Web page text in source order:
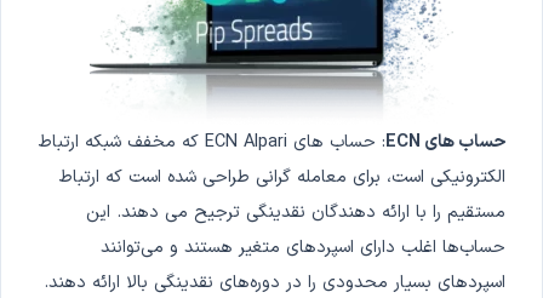
حساب های ECN
: حساب های ECN Alpari که مخفف شبکه ارتباط
الکترونیکی است، برای معامله گرانی طراحی شده است که ارتباط
مستقیم را با ارائه دهندگان نقدینگی ترجیح می دهند. این
حساب‌ها اغلب دارای اسپردهای متغیر هستند و می‌توانند
اسپردهای بسیار محدودی را در دوره‌های نقدینگی بالا ارائه دهند.